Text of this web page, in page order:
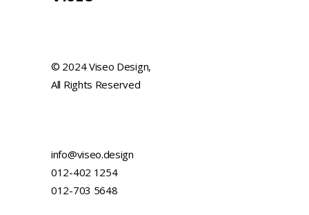
© 2024 Viseo Design,
All Rights Reserved
info@viseo.design
012-402 1254
012-703 5648